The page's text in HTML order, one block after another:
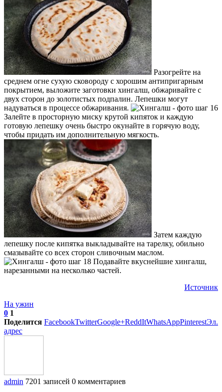
Разогрейте на
среднем огне сухую сковороду с хорошим антипригарным
покрытием, выложите заготовки хингалш, обжаривайте с
двух сторон до золотистых подпалин. Лепешки могут
надуваться в процессе обжаривания.
Залейте в просторную миску крутой кипяток и каждую
готовую лепешку очень быстро окунайте в горячую воду,
чтобы придать им дополнительную мягкость.
Затем каждую
лепешку после кипятка выкладывайте на тарелку, обильно
смазывайте со всех сторон сливочным маслом.
Подавайте вкуснейшие хингалш,
нарезанными на несколько частей.
Источник
На ужин
0 1
Поделится FacebookTwitterGoogle+ReddItWhatsAppPinterestЭл.
адрес
admin 7201 записей 0 комментариев